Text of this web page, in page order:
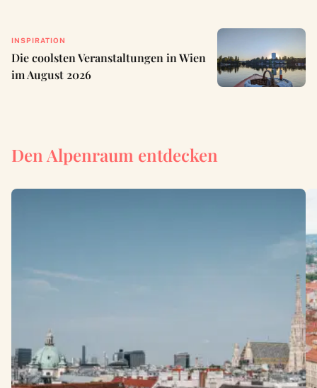
INSPIRATION
Die coolsten Veranstaltungen in Wien
im August 2026
Den Alpenraum entdecken